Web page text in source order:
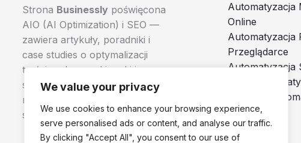
We value your privacy
We use cookies to enhance your browsing experience,
serve personalised ads or content, and analyse our traffic.
By clicking "Accept All", you consent to our use of
Strona Businessly poświęcona
AIO (AI Optimization) i SEO —
zawiera artykuły, poradniki i
case studies o optymalizacji
treści pod wyszukiwarki i
systemy AI, skierowane do
marketerów, e-commerce i
specjalistów SEO.
Automatyzacja
Online
Automatyzacja
Przeglądarce
Automatyzacja
Boty i Automaty
Browser